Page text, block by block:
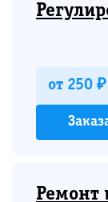
от 250 ₽
Ремонт